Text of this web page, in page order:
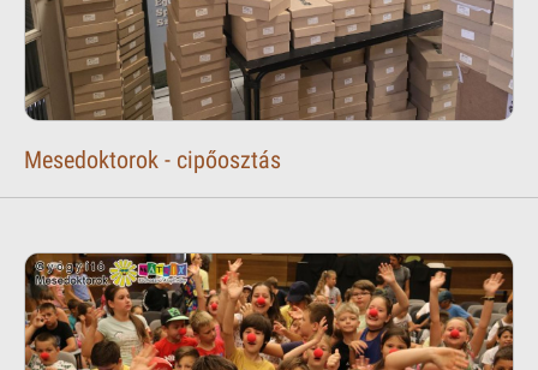
Mesedoktorok - cipőosztás